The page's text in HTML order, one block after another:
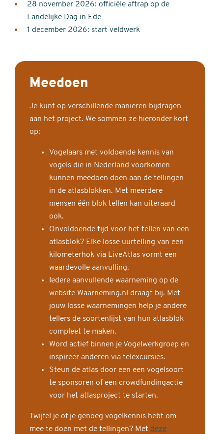
28 november 2026: officiële aftrap op de
Landelijke Dag in Ede
1 december 2026: start veldwerk
Meedoen
Je kunt op verschillende manieren bijdragen
aan het project. We sommen ze hieronder kort
op:
Vogelaars met voldoende kennis van
vogels die in Nederland voorkomen
kunnen meedoen doen aan de tellingen
in de atlasblokken. Met meerdere
mensen één blok tellen kan uiteraard
ook.
Onvoldoende tijd voor het tellen van een
atlasblok? Elke losse uurtelling van een
kilometerhok via LiveAtlas vormt een
waardevolle aanvulling.
Iedere aanvullende waarneming op de
website Waarneming.nl draagt bij. Met
jouw losse waarnemingen help je andere
tellers de soortenlijst van hun atlasblok
compleet te maken.
Word actief binnen je Vogelwerkgroep en
inspireer anderen via telexcursies.
Steun de atlas door een een vogelsoort
te sponsoren of een crowdfundingactie
voor het atlasproject te starten.
Twijfel je of je genoeg vogelkennis hebt om
mee te doen met de tellingen? Met deze